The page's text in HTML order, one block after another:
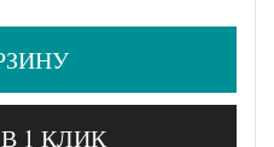
1 КЛИК